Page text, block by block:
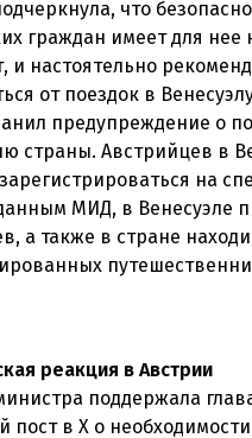
что
граждан имеет для
и настоятельно
от поездок в
предупреждение о
страны. Австрийцев в
на
МИД, в Венесуэле
а также в стране
реакция в Австрии
поддержала
пост в X о